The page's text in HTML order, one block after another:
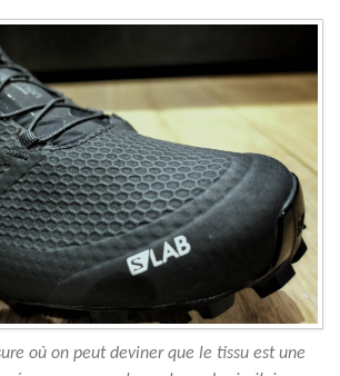
où on peut deviner que le tissu est une